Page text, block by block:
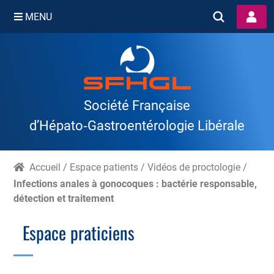
Skip
MENU
Société Française
d’Hépato‑Gastroentérologie Libérale
Accueil / Espace patients /Vidéos de proctologie /
Infections anales à gonocoques : bactérie responsable,
détection et traitement
Espace praticiens